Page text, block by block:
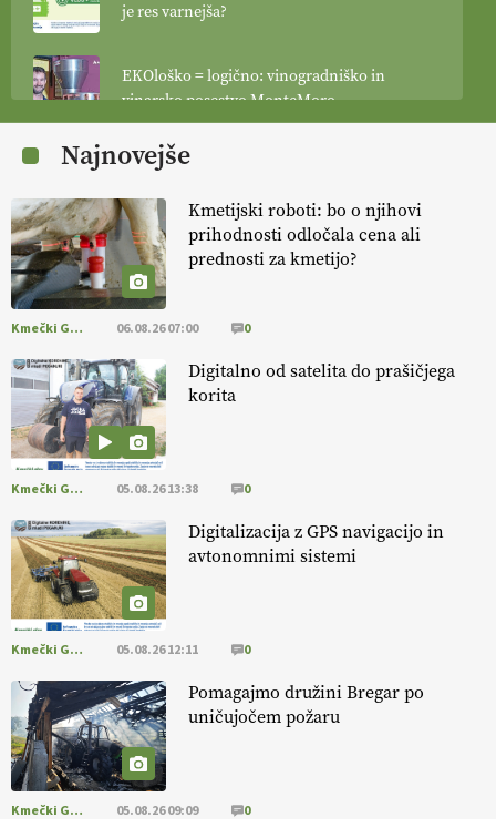
je res varnejša?
EKOloško = logično: vinogradniško in
vinarsko posestvo MonteMoro
EKOloško = logično: ekološka kmetija
EKOloško = logično: ekološka kmetija
HOMAR
EKOloško = logično: VLOG Ekološko
kmetijstvo brez škropljenja?
EKOloško = logično: ekološka kmetija
ALTENBAHER
EKOloško = logično: ekološko oljarstvo
MORGAN
EKOloško = logično: ekološka kmetija
FREŠER
KMETIJSKA LIGA PRVAKOV: POMLADITEV
KMETIJSKE EKIPE
KMETIJSKA LIGA PRVAKOV: UKRAJINA vs.
EVROPA
Najnovejše
Kmetijski roboti: bo o njihovi
prihodnosti odločala cena ali
prednosti za kmetijo?
Kmečki Glas 06.08.26 07:00 0
Digitalno od satelita do prašičjega
korita
Kmečki Glas 05.08.26 13:38 0
Digitalizacija z GPS navigacijo in
avtonomnimi sistemi
Kmečki Glas 05.08.26 12:11 0
Pomagajmo družini Bregar po
uničujočem požaru
Kmečki Glas 05.08.26 09:09 0